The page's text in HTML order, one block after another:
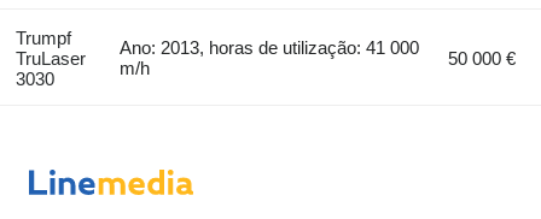
Trumpf
TruLaser
3030
Ano: 2013, horas de utilização: 41 000
m/h
50 000 €